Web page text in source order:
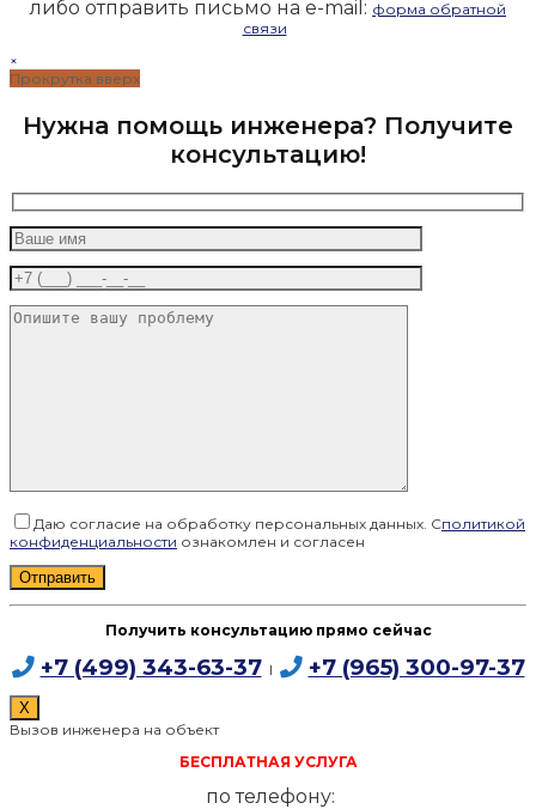
либо отправить письмо на e-mail: форма обратной
связи
×
Прокрутка вверх
Нужна помощь инженера? Получите
консультацию!
Даю согласие на обработку персональных данных. Сполитикой
конфиденциальности ознакомлен и согласен
Получить консультацию прямо сейчас
+7 (499) 343-63-37I +7 (965) 300-97-37
X
Вызов инженера на объект
БЕСПЛАТНАЯ УСЛУГА
по телефону: